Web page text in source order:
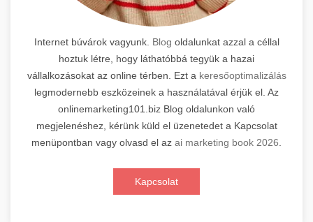
Internet búvárok vagyunk. Blog oldalunkat azzal a céllal
hoztuk létre, hogy láthatóbbá tegyük a hazai
vállalkozásokat az online térben. Ezt a keresőoptimalizálás
legmodernebb eszközeinek a használatával érjük el. Az
onlinemarketing101.biz Blog oldalunkon való
megjelenéshez, kérünk küld el üzenetedet a Kapcsolat
menüpontban vagy olvasd el az ai marketing book 2026
Kapcsolat